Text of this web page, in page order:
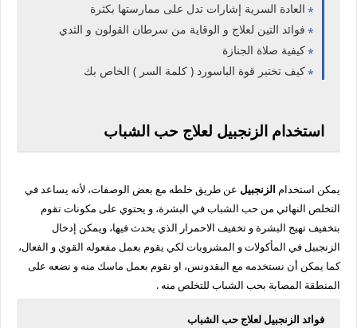
العادة السرية إشارات تدل على ممارستها بكثرة
فوائد التين لعلاج و الوقاية من سرطان القولون و الثدي
كيفية صلاة الجنازة
كيف تختبر قوة الباسورد ( كلمة السر ) الخاص بك
استخدام الزنجبيل لعلاج حب الشباب
يمكن استخدام الزنجبيل عن طريق خلطه مع بعض الوصفات، لأنه يساعد في
التخلص النهائي من حب الشبابفي البشرة، و يحتوي على مكونات تقوم
بتخفيف تهيج البشرة و تخفيف الاحمرار الذي يحدث فيها، ويمكن إدخال
الزنجبيل في المأكولات و المشروبات لكي يقوم بعمل مفعوله القوي و الفعال،
كما يمكن أن نستخدمه مع البقدونس، او نقوم بعمل ماسك منه و نضعه على
المنطقة المصابة بحب الشباب للتخلص منه .
فوائد الزنجبيل لعلاج حب الشباب